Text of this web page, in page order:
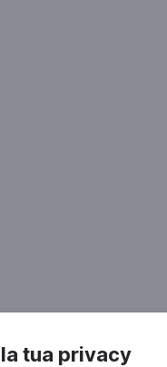
tua privacy